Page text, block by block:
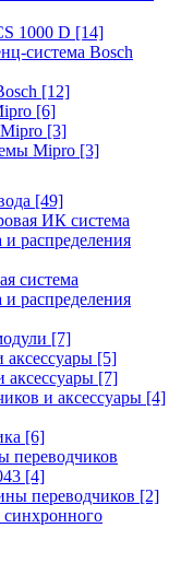
1000 D [14]
система Bosch
[12]
[6]
[3]
Mipro [3]
[49]
ИК система
распределения
система
распределения
[7]
[5]
[7]
и аксессуары [4]
[6]
переводчиков
[4]
переводчиков [2]